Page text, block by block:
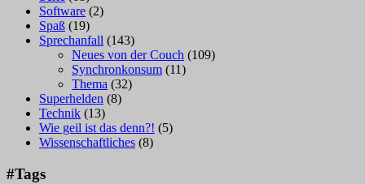
Software (2)
Spaß (19)
Sprechanfall (143)
Neues von der Couch (109)
Synchronkonsum (11)
Thema (32)
Superhelden (8)
Technik (13)
Wie geil ist das denn?! (5)
Wissenschaftliches (8)
#Tags